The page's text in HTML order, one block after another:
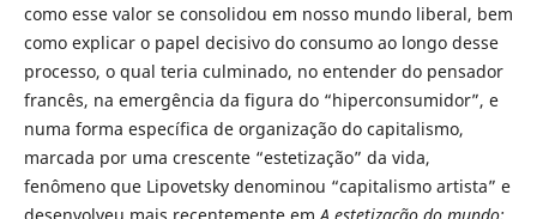
como esse valor se consolidou em nosso mundo liberal, bem
como explicar o papel decisivo do consumo ao longo desse
processo, o qual teria culminado, no entender do pensador
francês, na emergência da figura do “hiperconsumidor”, e
numa forma específica de organização do capitalismo,
marcada por uma crescente “estetização” da vida,
fenômeno que Lipovetsky denominou “capitalismo artista” e